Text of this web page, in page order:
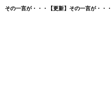
その一言が・・・【更新】その一言が・・